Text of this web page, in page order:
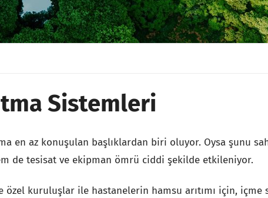
Sistemleri
en az konuşulan başlıklardan biri oluyor. Oysa şunu
de tesisat ve ekipman ömrü ciddi şekilde etkileniyor.
kuruluşlar ile hastanelerin hamsu arıtımı için, içme